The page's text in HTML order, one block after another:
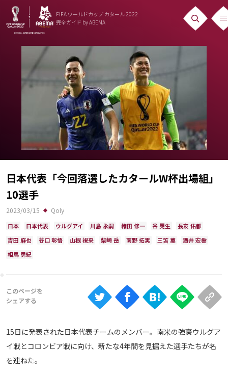
FIFA ワールドカップ カタール 2022
完全ガイド by ABEMA
ニュース
News
出場国
日本代表
日程・結果
Schedule
ランキング
大会について
iOS Apps
日本代表「今回落選したカタールW杯出場組」
10選手
2023/03/15 Qoly
日本 日本代表 ウルグアイ 川島 永嗣 権田 修一 谷 晃生
長友 佑都
吉田 麻也
谷口 彰悟 山根 視来 柴崎 岳 南野 拓実 三笘 薫
酒井 宏樹
相馬 勇紀
15日に発表された日本代表チームのメンバー。南米の強豪ウルグア
イ戦とコロンビア戦に向け、新たな4年間を見据えた選手たちが名
を連ねた。